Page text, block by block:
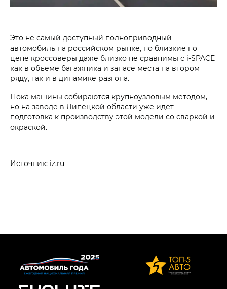
Это не самый доступный полноприводный
автомобиль на российском рынке, но близкие по
цене кроссоверы даже близко не сравнимы с i‑SPACE
как в объеме багажника и запасе места на втором
ряду, так и в динамике разгона.
Пока машины собираются крупноузловым методом,
но на заводе в Липецкой области уже идет
подготовка к производству этой модели со сваркой и
окраской.
Источник: iz.ru